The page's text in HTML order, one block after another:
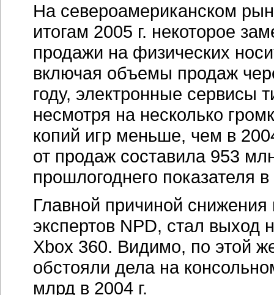
На североамериканском
итогам 2005 г. некоторое
продажи на физических
включая объемы продаж
году, электронные сервисы
несмотря на несколько
копий игр меньше, чем в
от продаж составила 953
прошлогоднего показателя
Главной причиной
экспертов NPD, стал выход
Xbox 360. Видимо, по этой
обстояли дела на
млрд в 2004 г.